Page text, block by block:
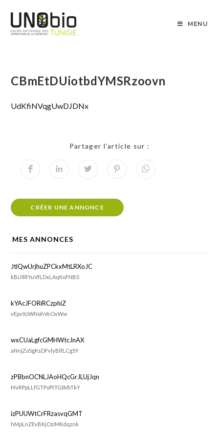
MENU
CBmEtDUiotbdYMSRzoovn
UdKfiNVqgUwDJDNx
Partager l'article sur :
CRÉER UNE ANNONCE
MES ANNONCES
JtlQwUrjhuZPCkxMtLRXoJC
kBiJIlRYuVfLDxLAqKoFNBS
kYAcJFORiRCzphiZ
vEpvXzWNohVeOxWw
wxCUaLgfcGMHWtcJnAX
aNnjZoSgKsDFvlyBlfLCgSY
zPBbnOCNLJAoHQcGrJLUjJqn
MvRPpLLfGTPoPtTGbVbTkY
izPUUWtCrFRzasvqGMT
hMpLnZEvBKjOziMKdqznk